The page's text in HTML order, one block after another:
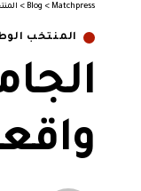
Matchpress
>
Blog
>
المنتخب